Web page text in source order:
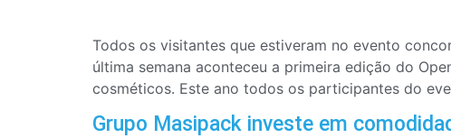
Todos os visitantes que estiveram no evento
última semana aconteceu a primeira edição do
cosméticos. Este ano todos os participantes do
Grupo Masipack investe em